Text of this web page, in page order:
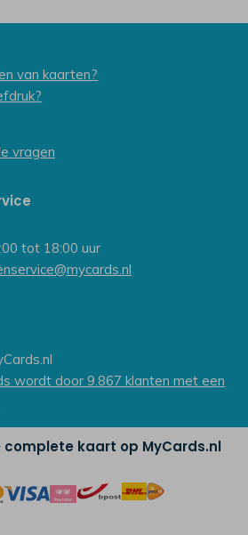
van kaarten?
vragen
tot 18:00 uur
wordt door 9.867 klanten met een
kaart op MyCards.nl